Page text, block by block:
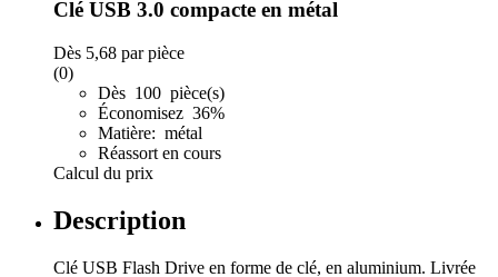
Clé USB 3.0 compacte en métal
Dès 5,68 par pièce
(0)
Dès 100 pièce(s)
Économisez 36%
Matière: métal
Réassort en cours
Calcul du prix
Description
Clé USB Flash Drive en forme de clé, en aluminium. Livrée